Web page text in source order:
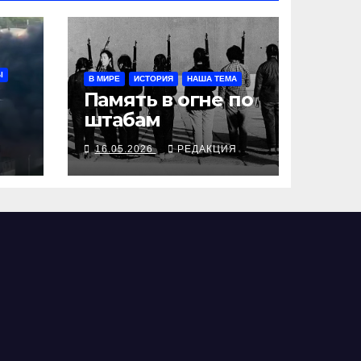
В МИРЕ ИСТОРИЯ НАША ТЕМА
Память в огне по
штабам
16.05.2026 РЕДАКЦИЯ